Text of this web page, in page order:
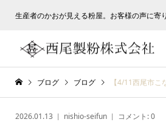
生産者のかおが見える粉屋。お客様の声に寄
ブログ ブログ 【4/11西尾市こなやの
2026.01.13 nishio-seifun コメント:0